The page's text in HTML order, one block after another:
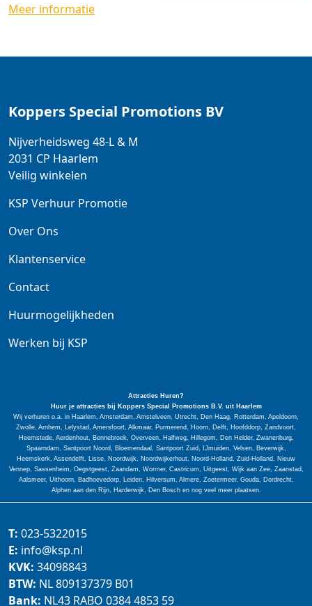
Meer informatie
Koppers Special Promotions BV
Nijverheidsweg 48-L & M
2031 CP Haarlem
Veilig winkelen
KSP Verhuur Promotie
Over Ons
Klantenservice
Contact
Huurmogelijkheden
Werken bij KSP
Attracties Huren?
Huur je attracties bij Koppers Special
PromotionsB.V. uit Haarlem
Wij verhuren o.a. in Haarlem, Amsterdam, Amstelveen, Utrecht, Den Haag, Rotterdam, Apeldoorn,
Zwolle, Arnhem, Lelystad, Amersfoort, Alkmaar, Purmerend, Hoorn, Delft, Hoofddorp, Zandvoort,
Heemstede, Aerdenhout, Bennebroek, Overveen, Halfweg, Hillegom, Den Helder, Zwanenburg,
Spaarndam, Santpoort Noord, Bloemendaal, Santpoort Zuid, IJmuiden, Velsen, Beverwijk,
Heemskerk, Assendelft, Lisse, Noordwijk, Noordwijkerhout, Noord-Holland, Zuid-Holland, Nieuw
Vennep, Sassenheim, Oegstgeest, Zaandam, Wormer, Castricum, Uitgeest, Wijk aan Zee, Zaanstad,
Aalsmeer, Uithoorn, Badhoevedorp, Leiden, Hilversum, Almere, Zoetermeer, Gouda, Dordrecht,
Alphen aan den Rijn, Harderwijk, Den Bosch en nog veel meer plaatsen.
T: 023-5322015
E: info@ksp.nl
KVK: 34098843
BTW: NL 809137379 B01
Bank: NL43 RABO 0384 4853 59